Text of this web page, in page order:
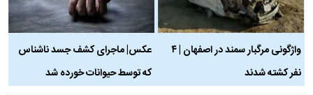
واژگونی مرگبار سمند در اصفهان | ۴
نفر کشته شدند
عکس| ماجرای کشف جسد ناشناس
که توسط حیوانات خورده شد